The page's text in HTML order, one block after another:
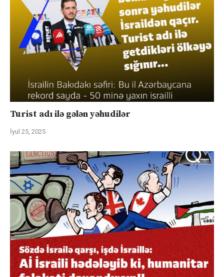
Turist adı ilə gələn yəhudilər
İyul 25, 2025